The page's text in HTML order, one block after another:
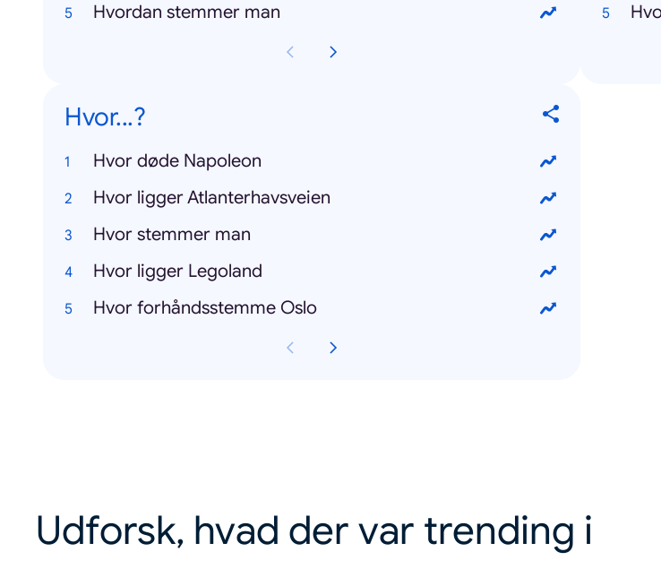
Hvordan stemmer man
Hvor...?
Hvor døde Napoleon
Hvor ligger Atlanterhavsveien
Hvor stemmer man
Hvor ligger Legoland
Hvor forhåndsstemme Oslo
Udforsk, hvad der var trending i